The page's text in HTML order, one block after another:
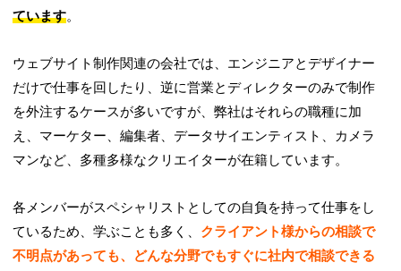
ています。
ウェブサイト制作関連の会社では、エンジニアとデザイナー
だけで仕事を回したり、逆に営業とディレクターのみで制作
を外注するケースが多いですが、弊社はそれらの職種に加
え、マーケター、編集者、データサイエンティスト、カメラ
マンなど、多種多様なクリエイターが在籍しています。
各メンバーがスペシャリストとしての自負を持って仕事をし
ているため、学ぶことも多く、 クライアント様からの相談で
不明点があっても、どんな分野でもすぐに社内で相談できる